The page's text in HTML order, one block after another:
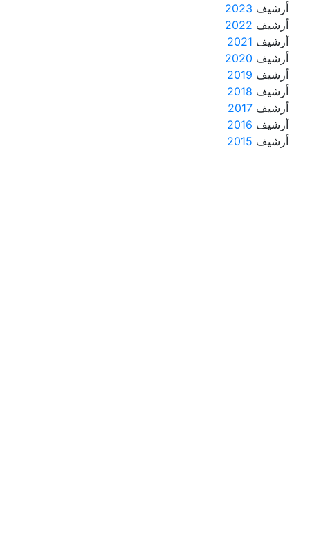
أرشيف 2023
أرشيف 2022
أرشيف 2021
أرشيف 2020
أرشيف 2019
أرشيف 2018
أرشيف 2017
أرشيف 2016
أرشيف 2015